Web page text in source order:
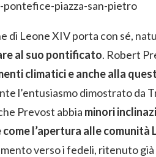
di Leone XIV porta con sé,
al suo pontificato. Robert
climatici e anche alla
l’entusiasmo dimostrato da
Prevost abbia minori
l’apertura alle comunità
verso i fedeli, ritenuto già